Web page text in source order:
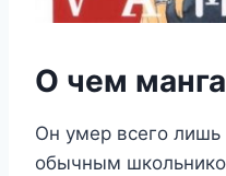
О чем
Он умер всего
обычным